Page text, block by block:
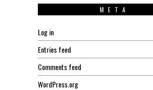
META
Log in
Entries feed
Comments feed
WordPress.org